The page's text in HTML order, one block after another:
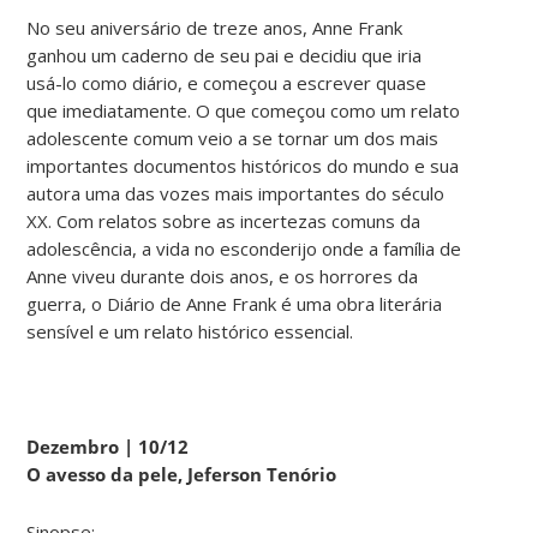
No seu aniversário de treze anos, Anne Frank
ganhou um caderno de seu pai e decidiu que iria
usá-lo como diário, e começou a escrever quase
que imediatamente. O que começou como um relato
adolescente comum veio a se tornar um dos mais
importantes documentos históricos do mundo e sua
autora uma das vozes mais importantes do século
XX. Com relatos sobre as incertezas comuns da
adolescência, a vida no esconderijo onde a família de
Anne viveu durante dois anos, e os horrores da
guerra, o Diário de Anne Frank é uma obra literária
sensível e um relato histórico essencial.
Dezembro | 10/12
O avesso da pele, Jeferson Tenório